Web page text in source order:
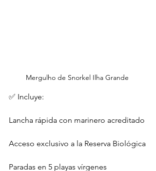
Mergulho de Snorkel Ilha Grande
✅ Incluye:
Lancha rápida con marinero acreditado
Acceso exclusivo a la Reserva Biológica
Paradas en 5 playas vírgenes